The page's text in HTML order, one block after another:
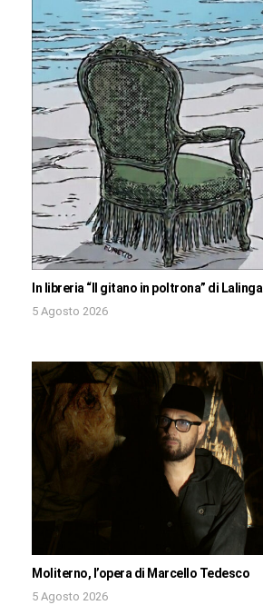
In libreria “Il gitano in poltrona” di Lalinga
5 Agosto 2026
Moliterno, l’opera di Marcello Tedesco
5 Agosto 2026